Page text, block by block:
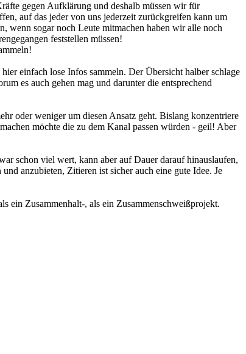
gegen Aufklärung und deshalb müssen wir für
auf das jeder von uns jederzeit zurückgreifen kann um
wenn sogar noch Leute mitmachen haben wir alle noch
feststellen müssen!
einfach lose Infos sammeln. Der Übersicht halber schlage
es auch gehen mag und darunter die entsprechend
oder weniger um diesen Ansatz geht. Bislang konzentriere
möchte die zu dem Kanal passen würden - geil! Aber
schon viel wert, kann aber auf Dauer darauf hinauslaufen,
anzubieten, Zitieren ist sicher auch eine gute Idee. Je
ein Zusammenhalt-, als ein Zusammenschweißprojekt.